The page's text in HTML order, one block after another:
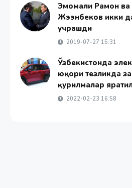
Эмомали Раҳмон
Жээнбеков икки
учрашди
2019-07-27 15:31
Ўзбекистонда
юқори тезликда
қурилмалар
2022-02-23 16:58